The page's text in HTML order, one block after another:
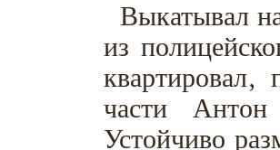
Выкатывал
из
квартировал‚
части
Устойчиво